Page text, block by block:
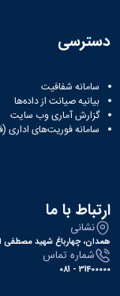
دسترسی
سامانه شفافیت
بیانیه صیانت از داده‌ها
گزارش آماری وب‌ سایت
سامانه فوریت‌های اداری
ارتباط با ما
نشانی
همدان، چهارباغ شهید مصطفی
شماره تماس
31400000 - 081